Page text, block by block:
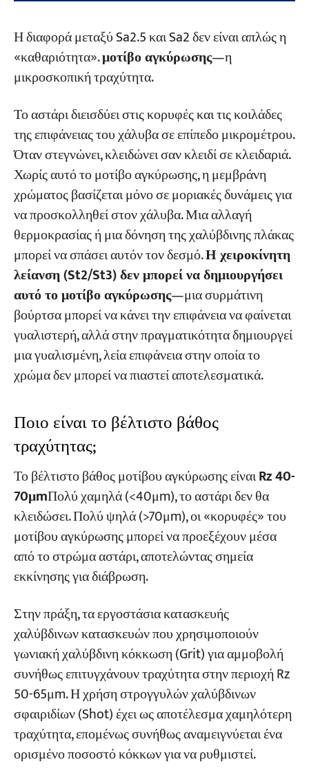
Η διαφορά μεταξύ Sa2.5 και Sa2 δεν είναι απλώς η
«καθαριότητα».μοτίβο αγκύρωσης—η
μικροσκοπική τραχύτητα.
Το αστάρι διεισδύει στις κορυφές και τις κοιλάδες
της επιφάνειας του χάλυβα σε επίπεδο μικρομέτρου.
Όταν στεγνώνει, κλειδώνει σαν κλειδί σε κλειδαριά.
Χωρίς αυτό το μοτίβο αγκύρωσης, η μεμβράνη
χρώματος βασίζεται μόνο σε μοριακές δυνάμεις για
να προσκολληθεί στον χάλυβα. Μια αλλαγή
θερμοκρασίας ή μια δόνηση της χαλύβδινης πλάκας
μπορεί να σπάσει αυτόν τον δεσμό.Η χειροκίνητη
λείανση (St2/St3) δεν μπορεί να δημιουργήσει
αυτό το μοτίβο αγκύρωσης—μια συρμάτινη
βούρτσα μπορεί να κάνει την επιφάνεια να φαίνεται
γυαλιστερή, αλλά στην πραγματικότητα δημιουργεί
μια γυαλισμένη, λεία επιφάνεια στην οποία το
χρώμα δεν μπορεί να πιαστεί αποτελεσματικά.
Ποιο είναι το βέλτιστο βάθος
τραχύτητας;
Το βέλτιστο βάθος μοτίβου αγκύρωσης είναιRz 40-
70μmΠολύ χαμηλά (<40μm), το αστάρι δεν θα
κλειδώσει. Πολύ ψηλά (>70μm), οι «κορυφές» του
μοτίβου αγκύρωσης μπορεί να προεξέχουν μέσα
από το στρώμα αστάρι, αποτελώντας σημεία
εκκίνησης για διάβρωση.
Στην πράξη, τα εργοστάσια κατασκευής
χαλύβδινων κατασκευών που χρησιμοποιούν
γωνιακή χαλύβδινη κόκκωση (Grit) για αμμοβολή
συνήθως επιτυγχάνουν τραχύτητα στην περιοχή Rz
50-65μm. Η χρήση στρογγυλών χαλύβδινων
σφαιριδίων (Shot) έχει ως αποτέλεσμα χαμηλότερη
τραχύτητα, επομένως συνήθως αναμειγνύεται ένα
ορισμένο ποσοστό κόκκων για να ρυθμιστεί.